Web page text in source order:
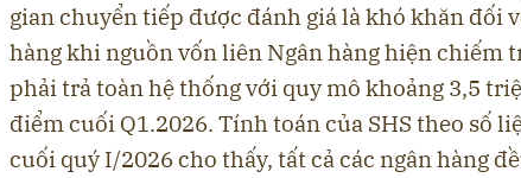
gian chuyển tiếp được đánh giá là khó khăn đối
hàng khi nguồn vốn liên Ngân hàng hiện chiếm
phải trả toàn hệ thống với quy mô khoảng 3,5
điểm cuối Q1.2026. Tính toán của SHS theo số
cuối quý I/2026 cho thấy, tất cả các ngân hàng